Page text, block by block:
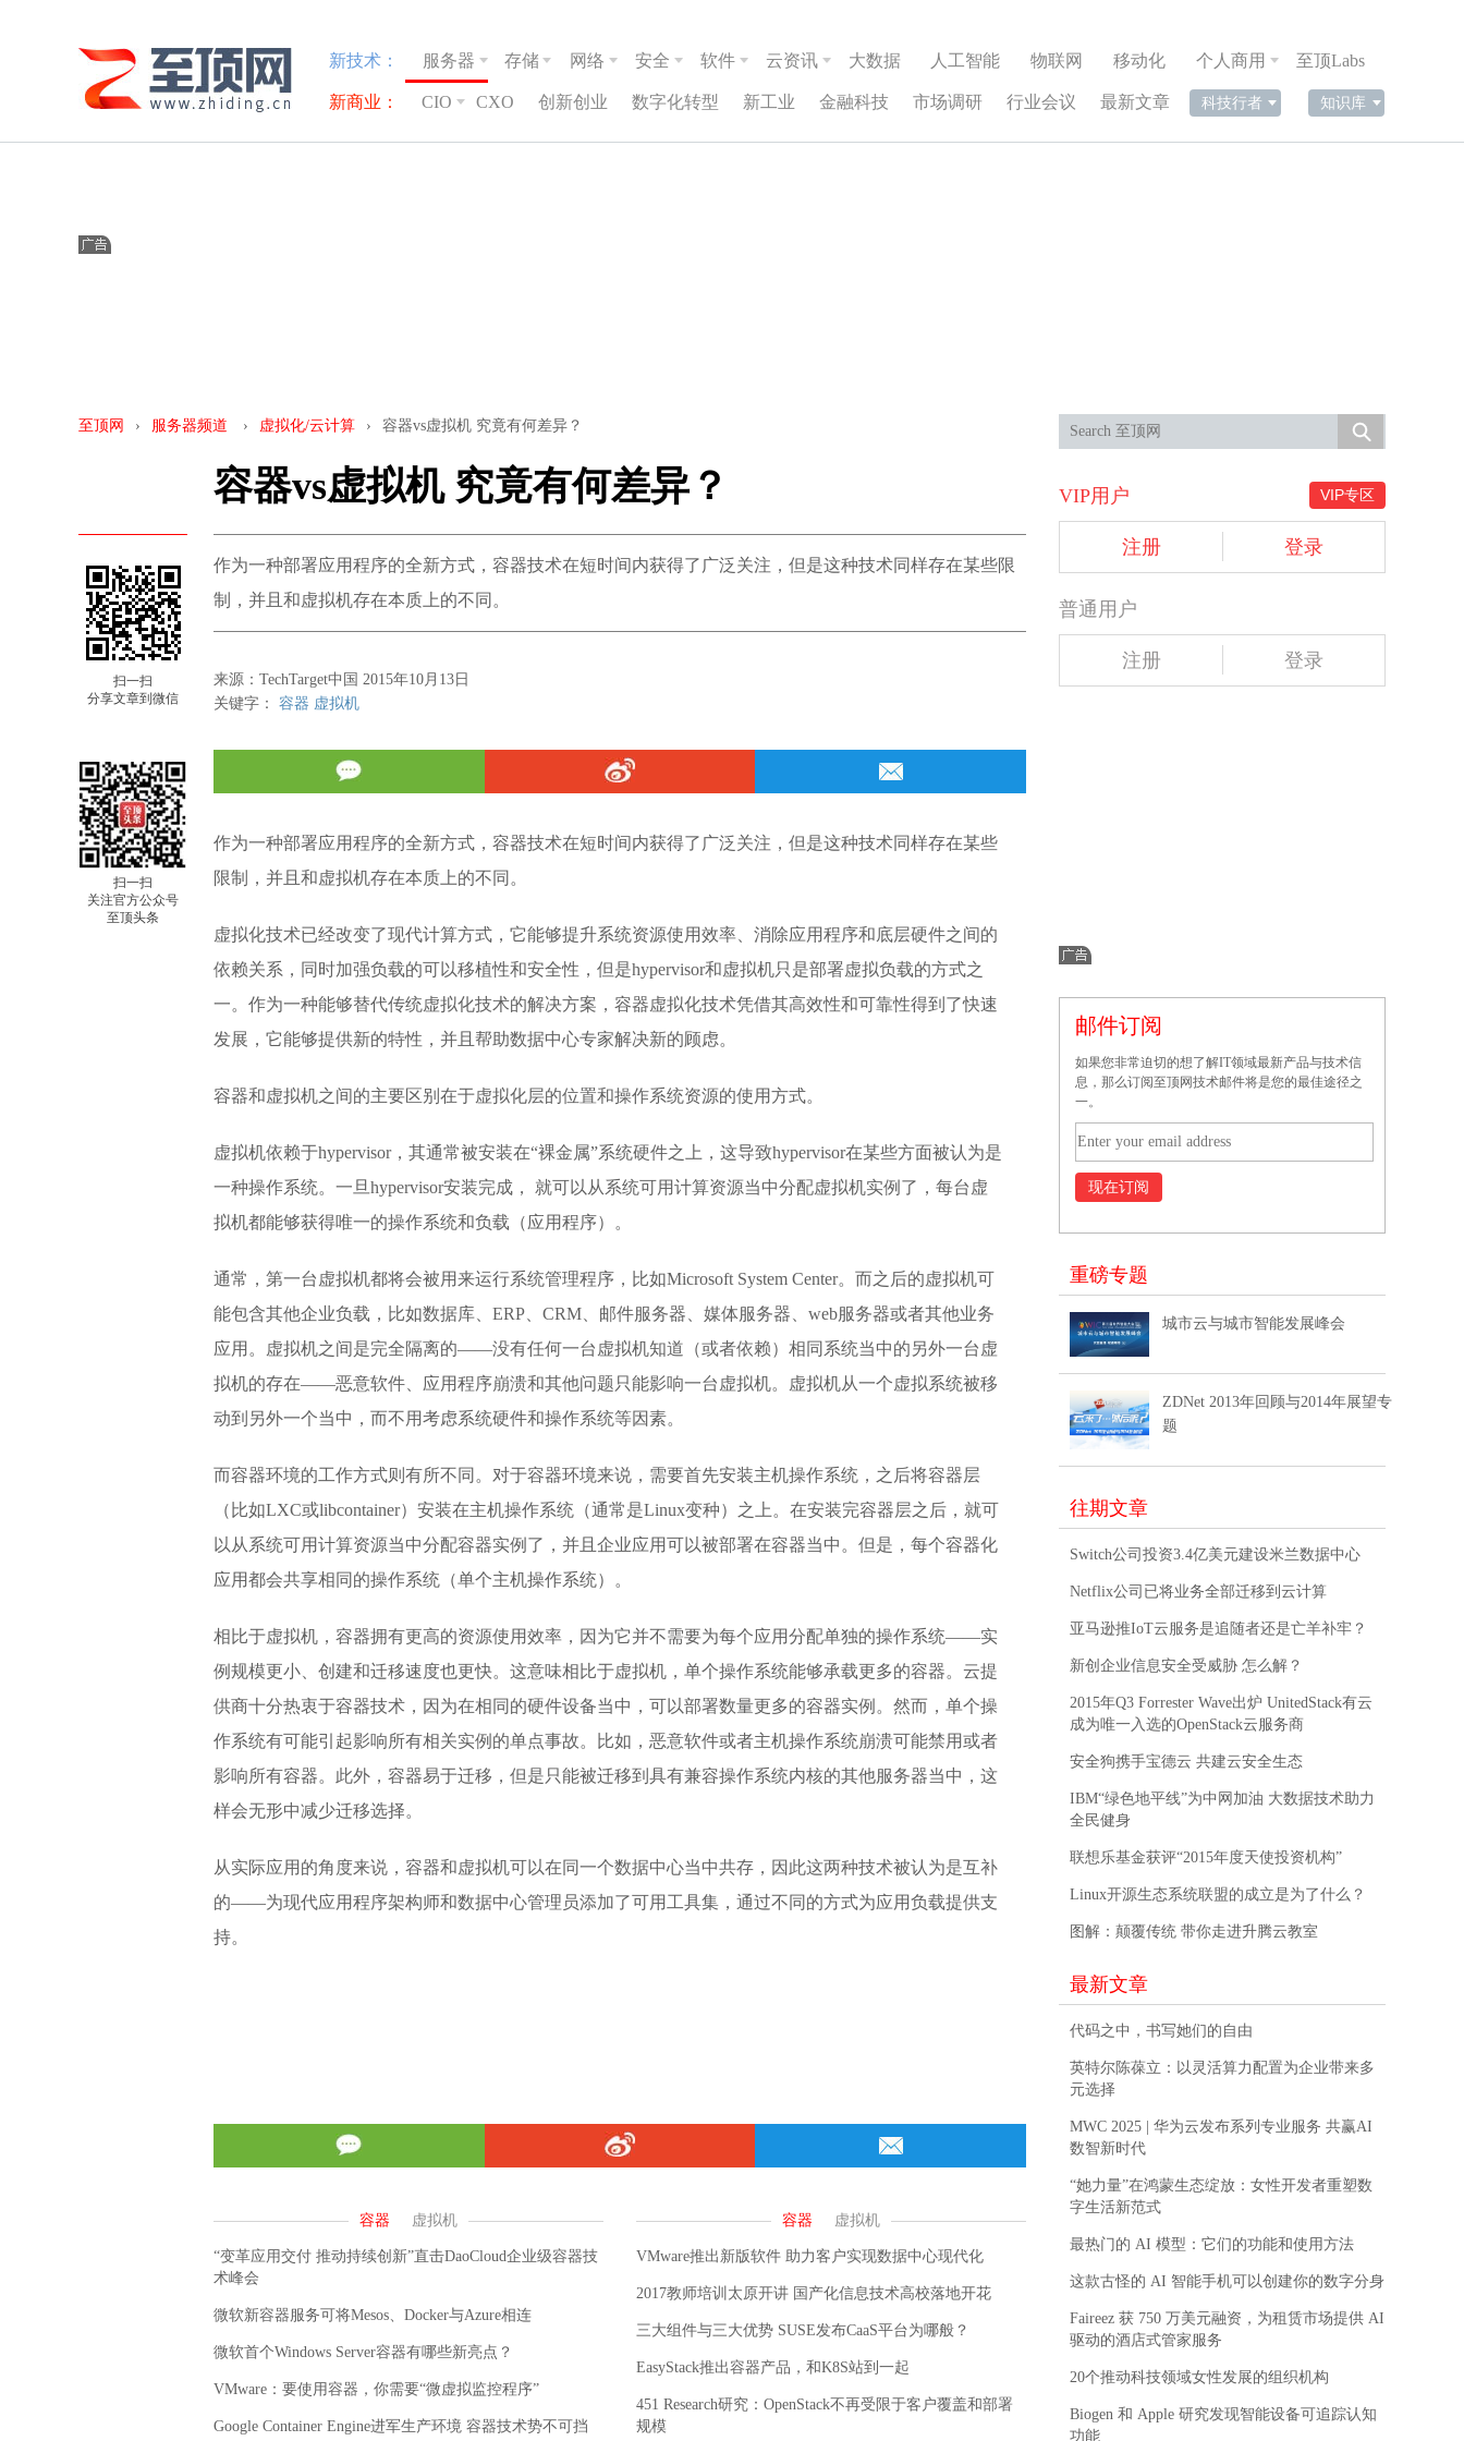
新技术： 服务器 存储 网络 安全 软件 云资讯 大数据 人工智能 物联网 移动化 个人商用 至顶Labs
新商业： CIO CXO 创新创业 数字化转型 新工业 金融科技 市场调研 行业会议 最新文章 科技行者 知识库
至顶网 › 服务器频道 › 虚拟化/云计算 › 容器vs虚拟机 究竟有何差异？
容器vs虚拟机 究竟有何差异？
扫一扫
分享文章到微信
扫一扫
关注官方公众号
至顶头条
作为一种部署应用程序的全新方式，容器技术在短时间内获得了广泛关注，但是这种技术同样存在某些限
制，并且和虚拟机存在本质上的不同。
来源：TechTarget中国 2015年10月13日
关键字： 容器 虚拟机
作为一种部署应用程序的全新方式，容器技术在短时间内获得了广泛关注，但是这种技术同样存在某些
限制，并且和虚拟机存在本质上的不同。
虚拟化技术已经改变了现代计算方式，它能够提升系统资源使用效率、消除应用程序和底层硬件之间的
依赖关系，同时加强负载的可以移植性和安全性，但是hypervisor和虚拟机只是部署虚拟负载的方式之
一。作为一种能够替代传统虚拟化技术的解决方案，容器虚拟化技术凭借其高效性和可靠性得到了快速
发展，它能够提供新的特性，并且帮助数据中心专家解决新的顾虑。
容器和虚拟机之间的主要区别在于虚拟化层的位置和操作系统资源的使用方式。
虚拟机依赖于hypervisor，其通常被安装在“裸金属”系统硬件之上，这导致hypervisor在某些方面被认为是
一种操作系统。一旦hypervisor安装完成， 就可以从系统可用计算资源当中分配虚拟机实例了，每台虚
拟机都能够获得唯一的操作系统和负载（应用程序）。
通常，第一台虚拟机都将会被用来运行系统管理程序，比如Microsoft System Center。而之后的虚拟机可
能包含其他企业负载，比如数据库、ERP、CRM、邮件服务器、媒体服务器、web服务器或者其他业务
应用。虚拟机之间是完全隔离的——没有任何一台虚拟机知道（或者依赖）相同系统当中的另外一台虚
拟机的存在——恶意软件、应用程序崩溃和其他问题只能影响一台虚拟机。虚拟机从一个虚拟系统被移
动到另外一个当中，而不用考虑系统硬件和操作系统等因素。
而容器环境的工作方式则有所不同。对于容器环境来说，需要首先安装主机操作系统，之后将容器层
（比如LXC或libcontainer）安装在主机操作系统（通常是Linux变种）之上。在安装完容器层之后，就可
以从系统可用计算资源当中分配容器实例了，并且企业应用可以被部署在容器当中。但是，每个容器化
应用都会共享相同的操作系统（单个主机操作系统）。
相比于虚拟机，容器拥有更高的资源使用效率，因为它并不需要为每个应用分配单独的操作系统——实
例规模更小、创建和迁移速度也更快。这意味相比于虚拟机，单个操作系统能够承载更多的容器。云提
供商十分热衷于容器技术，因为在相同的硬件设备当中，可以部署数量更多的容器实例。然而，单个操
作系统有可能引起影响所有相关实例的单点事故。比如，恶意软件或者主机操作系统崩溃可能禁用或者
影响所有容器。此外，容器易于迁移，但是只能被迁移到具有兼容操作系统内核的其他服务器当中，这
样会无形中减少迁移选择。
从实际应用的角度来说，容器和虚拟机可以在同一个数据中心当中共存，因此这两种技术被认为是互补
的——为现代应用程序架构师和数据中心管理员添加了可用工具集，通过不同的方式为应用负载提供支
持。
“变革应用交付 推动持续创新”直击DaoCloud企业级容器技
术峰会
微软新容器服务可将Mesos、Docker与Azure相连
微软首个Windows Server容器有哪些新亮点？
VMware：要使用容器，你需要“微虚拟监控程序”
Google Container Engine进军生产环境 容器技术势不可挡
VMware推出新版软件 助力客户实现数据中心现代化
2017教师培训太原开讲 国产化信息技术高校落地开花
三大组件与三大优势 SUSE发布CaaS平台为哪般？
EasyStack推出容器产品，和K8S站到一起
451 Research研究：OpenStack不再受限于客户覆盖和部署
规模
VIP专区
VIP用户
注册 登录
普通用户
注册 登录
邮件订阅
如果您非常迫切的想了解IT领域最新产品与技术信
息，那么订阅至顶网技术邮件将是您的最佳途径之
一。
重磅专题
城市云与城市智能发展峰会
ZDNet 2013年回顾与2014年展望专
题
往期文章
Switch公司投资3.4亿美元建设米兰数据中心
Netflix公司已将业务全部迁移到云计算
亚马逊推IoT云服务是追随者还是亡羊补牢？
新创企业信息安全受威胁 怎么解？
2015年Q3 Forrester Wave出炉 UnitedStack有云
成为唯一入选的OpenStack云服务商
安全狗携手宝德云 共建云安全生态
IBM“绿色地平线”为中网加油 大数据技术助力
全民健身
联想乐基金获评“2015年度天使投资机构”
Linux开源生态系统联盟的成立是为了什么？
图解：颠覆传统 带你走进升腾云教室
最新文章
代码之中，书写她们的自由
英特尔陈葆立：以灵活算力配置为企业带来多
元选择
MWC 2025 | 华为云发布系列专业服务 共赢AI
数智新时代
“她力量”在鸿蒙生态绽放：女性开发者重塑数
字生活新范式
最热门的 AI 模型：它们的功能和使用方法
这款古怪的 AI 智能手机可以创建你的数字分身
Faireez 获 750 万美元融资，为租赁市场提供 AI
驱动的酒店式管家服务
20个推动科技领域女性发展的组织机构
Biogen 和 Apple 研究发现智能设备可追踪认知
功能